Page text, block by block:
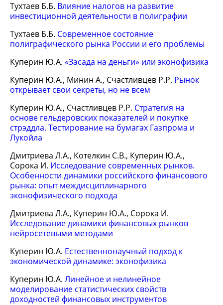
Тухтаев Б.Б. Влияние налогов на развитие
инвестиционной деятельности в полиграфии
Тухтаев Б.Б. Современное состояние
полиграфического рынка России и его проблемы
Куперин Ю.А. «Зaсада на деньги» или эконофизика
Куперин Ю.А., Минин А., Счастливцев Р.Р. Рынок
открывает свои секреты, но не всем
Куперин Ю.А., Счастливцев Р.Р. Стратегия на
основе гельдеровских показателей и покупке
стрэддла. Тестирование на бумагах Газпрома и
Лукойла
Дмитриева Л.А., Котелкин С.В., Куперин Ю.А.,
Сорока И. Исследование современных рынков.
Особенности динамики российского финансового
рынка: опыт междисциплинарного
эконофизического подхода
Дмитриева Л.А., Куперин Ю.А., Сорока И.
Исследование динамики финансовых рынков
нейросетевыми методами
Куперин Ю.А. Естественнонаучный подход к
экономической динамике: эконофизика
Куперин Ю.А. Линейное и нелинейное
моделирование статистических свойств
доходностей финансовых инструментов